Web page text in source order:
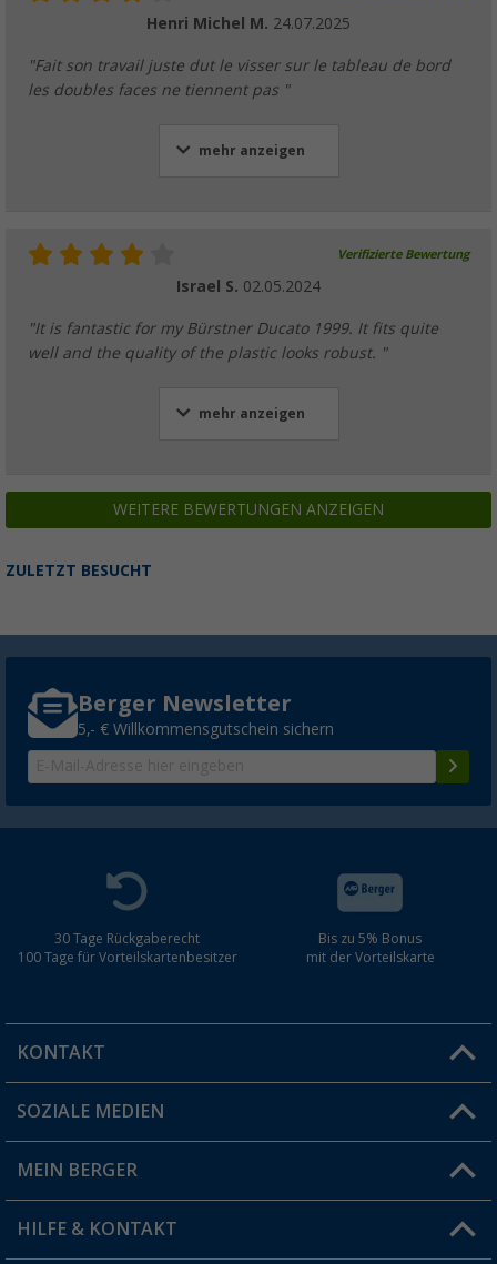
Henri Michel M. 24.07.2025
"Fait son travail juste dut le visser sur le tableau de bord
les doubles faces ne tiennent pas "
mehr anzeigen
Verifizierte Bewertung
Israel S. 02.05.2024
"It is fantastic for my Bürstner Ducato 1999. It fits quite
well and the quality of the plastic looks robust. "
mehr anzeigen
WEITERE BEWERTUNGEN ANZEIGEN
ZULETZT BESUCHT
Berger Newsletter
5,- € Willkommensgutschein sichern
30 Tage Rückgaberecht
100 Tage für Vorteilskartenbesitzer
Bis zu 5% Bonus
mit der Vorteilskarte
KONTAKT
Du hast eine Frage?
Filiale finden
SOZIALE MEDIEN
MEIN BERGER
Vorteilskarte
HILFE & KONTAKT